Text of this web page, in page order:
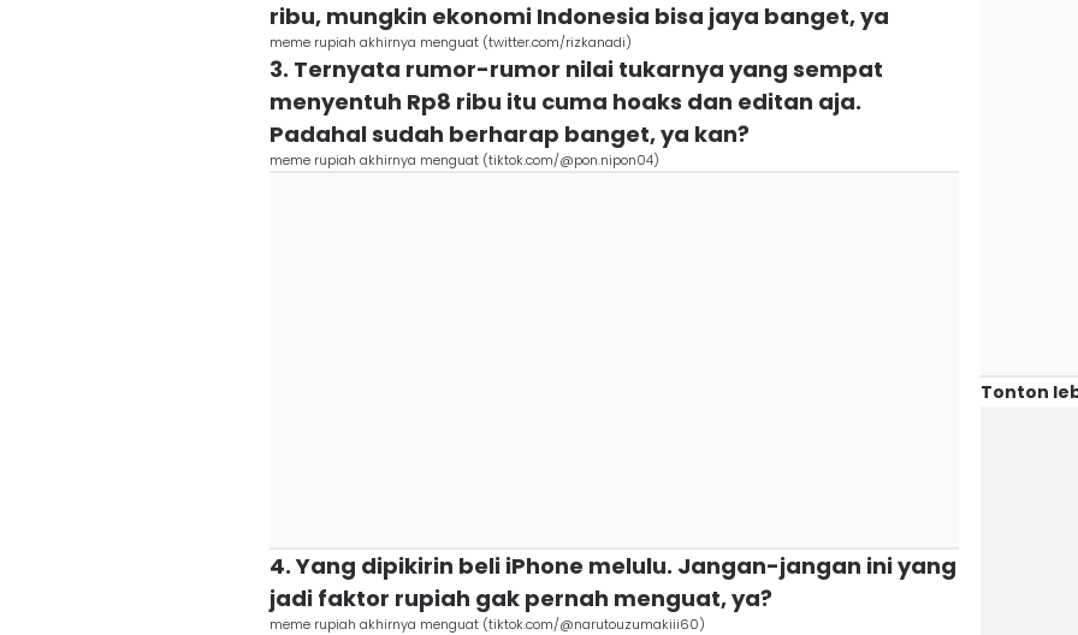
ribu, mungkin ekonomi Indonesia bisa jaya banget, ya
meme rupiah akhirnya menguat (twitter.com/rizkanadi)
3. Ternyata rumor-rumor nilai tukarnya yang sempat
menyentuh Rp8 ribu itu cuma hoaks dan editan aja.
Padahal sudah berharap banget, ya kan?
meme rupiah akhirnya menguat (tiktok.com/@pon.nipon04)
4. Yang dipikirin beli iPhone melulu. Jangan-jangan ini yang
jadi faktor rupiah gak pernah menguat, ya?
meme rupiah akhirnya menguat (tiktok.com/@narutouzumakiii60)
Tonton